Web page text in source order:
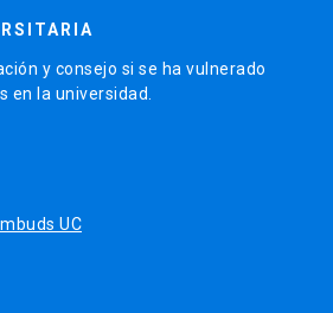
y consejo si se ha vulnerado
en la universidad.
UC